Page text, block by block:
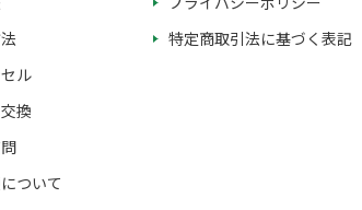
ル
換
ついて
プライバシーポリシー
特定商取引法に基づく表記